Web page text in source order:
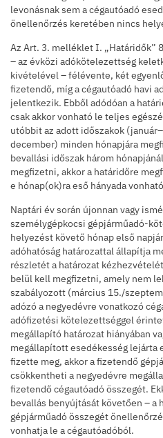
levonásnak sem a cégautóadó
önellenőrzés keretében nincs
Az Art. 3. melléklet I. „Határidők”
– az évközi adókötelezettség
kivételével – félévente, két
fizetendő, míg a cégautóadó havi
jelentkezik. Ebből adódóan a
csak akkor vonható le teljes
utóbbit az adott időszakok
december) minden hónapjára
bevallási időszak három
megfizetni, akkor a határidőre
e hónap(ok)ra eső hányada
Naptári év során újonnan vagy
személygépkocsi gépjárműadó-
helyezést követő hónap első
adóhatóság határozattal állapítja
részletét a határozat
belül kell megfizetni, amely nem
szabályozott (március 15./
adózó a negyedévre vonatkozó
adófizetési kötelezettséggel
megállapító határozat hiányában
megállapított esedékesség lejárta
fizette meg, akkor a fizetendő
csökkentheti a negyedévre
fizetendő cégautóadó összegét.
bevallás benyújtását követően –
gépjárműadó összegét
vonhatja le a cégautóadóból.